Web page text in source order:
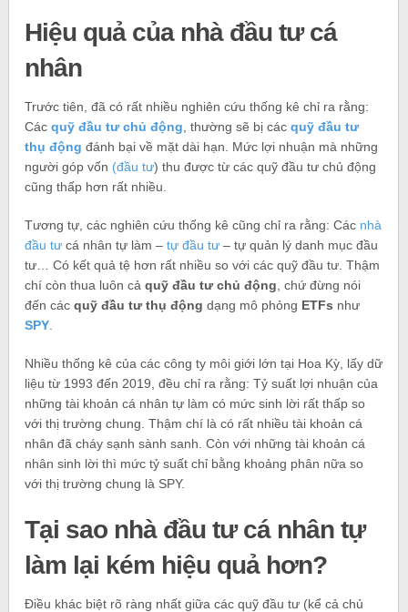
Hiệu quả của nhà đầu tư cá
nhân
Trước tiên, đã có rất nhiều nghiên cứu thống kê chỉ ra rằng:
Cácquỹ đầu tư chủ động , thường sẽ bị cácquỹ đầu tư
thụ động đánh bại về mặt dài hạn. Mức lợi nhuận mà những
người góp vốn (đầu tư) thu được từ các quỹ đầu tư chủ động
cũng thấp hơn rất nhiều.
Tương tự, các nghiên cứu thống kê cũng chỉ ra rằng: Các nhà
đầu tưcá nhân tự làm –tự đầu tư– tự quản lý danh mục đầu
tư… Có kết quả tệ hơn rất nhiều so với các quỹ đầu tư. Thậm
chí còn thua luôn cảquỹ đầu tư chủ động , chứ đừng nói
đến cácquỹ đầu tư thụ động dạng mô phỏng ETFs như
SPY
Nhiều thống kê của các công ty môi giới lớn tại Hoa Kỳ, lấy dữ
liệu từ 1993 đến 2019, đều chỉ ra rằng: Tỷ suất lợi nhuận của
những tài khoản cá nhân tự làm có mức sinh lời rất thấp so
với thị trường chung. Thậm chí là có rất nhiều tài khoản cá
nhân đã cháy sạnh sành sanh. Còn với những tài khoản cá
nhân sinh lời thì mức tỷ suất chỉ bằng khoảng phân nữa so
với thị trường chung là SPY.
Tại sao nhà đầu tư cá nhân tự
làm lại kém hiệu quả hơn?
Điều khác biệt rõ ràng nhất giữa các quỹ đầu tư (kể cả chủ